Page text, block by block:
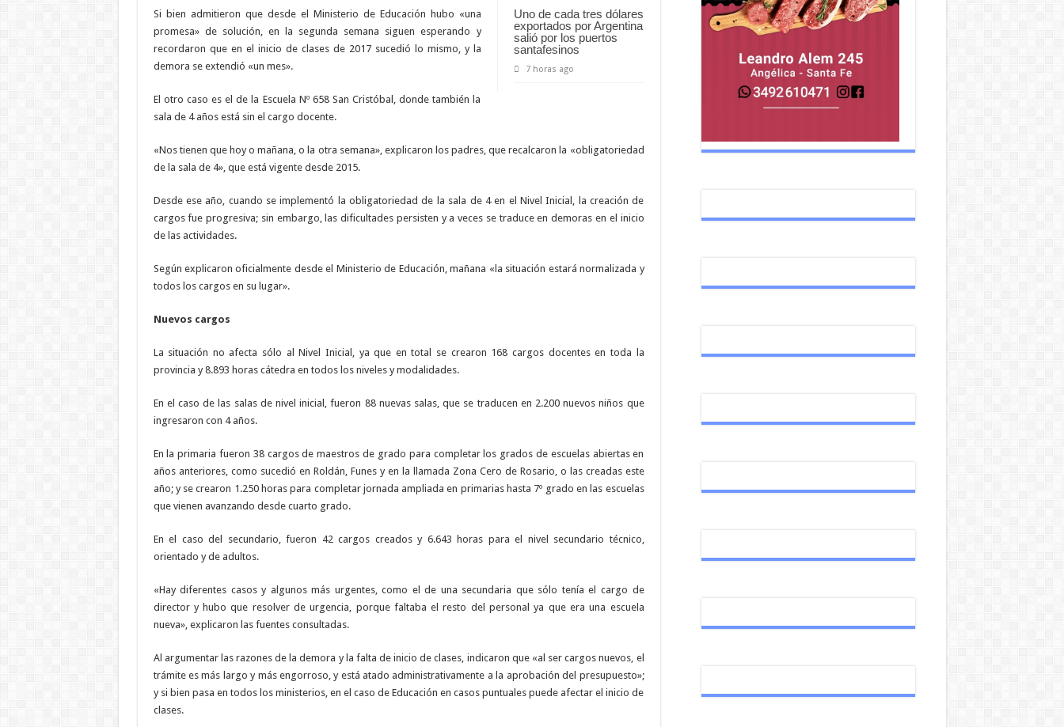
Uno de cada tres dólares
exportados por Argentina
salió por los puertos
santafesinos
7 horas ago
Si bien admitieron que desde el Ministerio de Educación hubo «una
promesa» de solución, en la segunda semana siguen esperando y
recordaron que en el inicio de clases de 2017 sucedió lo mismo, y la
demora se extendió «un mes».
El otro caso es el de la Escuela Nº 658 San Cristóbal, donde también la
sala de 4 años está sin el cargo docente.
«Nos tienen que hoy o mañana, o la otra semana», explicaron los padres, que recalcaron la «obligatoriedad
de la sala de 4», que está vigente desde 2015.
Desde ese año, cuando se implementó la obligatoriedad de la sala de 4 en el Nivel Inicial, la creación de
cargos fue progresiva; sin embargo, las dificultades persisten y a veces se traduce en demoras en el inicio
de las actividades.
Según explicaron oficialmente desde el Ministerio de Educación, mañana «la situación estará normalizada y
todos los cargos en su lugar».
Nuevos cargos
La situación no afecta sólo al Nivel Inicial, ya que en total se crearon 168 cargos docentes en toda la
provincia y 8.893 horas cátedra en todos los niveles y modalidades.
En el caso de las salas de nivel inicial, fueron 88 nuevas salas, que se traducen en 2.200 nuevos niños que
ingresaron con 4 años.
En la primaria fueron 38 cargos de maestros de grado para completar los grados de escuelas abiertas en
años anteriores, como sucedió en Roldán, Funes y en la llamada Zona Cero de Rosario, o las creadas este
año; y se crearon 1.250 horas para completar jornada ampliada en primarias hasta 7º grado en las escuelas
que vienen avanzando desde cuarto grado.
En el caso del secundario, fueron 42 cargos creados y 6.643 horas para el nivel secundario técnico,
orientado y de adultos.
«Hay diferentes casos y algunos más urgentes, como el de una secundaria que sólo tenía el cargo de
director y hubo que resolver de urgencia, porque faltaba el resto del personal ya que era una escuela
nueva», explicaron las fuentes consultadas.
Al argumentar las razones de la demora y la falta de inicio de clases, indicaron que «al ser cargos nuevos, el
trámite es más largo y más engorroso, y está atado administrativamente a la aprobación del presupuesto»;
y si bien pasa en todos los ministerios, en el caso de Educación en casos puntuales puede afectar el inicio de
clases.